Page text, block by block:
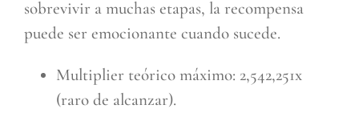
sobrevivir a muchas etapas, la recompensa
puede ser emocionante cuando sucede.
Multiplier teórico máximo: 2,542,251x
(raro de alcanzar).